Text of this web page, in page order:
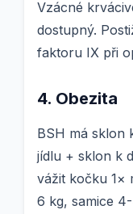
Vzácné
dostupný.
faktoru IX při
4. Obezita
BSH má sklon
jídlu + sklon k
vážit kočku 1×
6 kg, samice